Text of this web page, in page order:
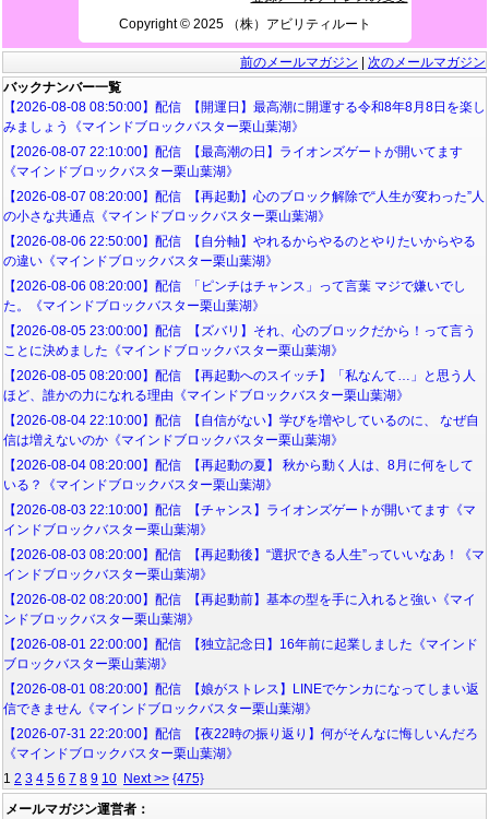
Copyright ©️ 2025 （株）アビリティルート
前のメールマガジン
次のメールマガジン
バックナンバー一覧
【2026-08-08 08:50:00】配信 【開運日】最高潮に開運する令和8年8月8日を楽し
みましょう《マインドブロックバスター栗山葉湖》
【2026-08-07 22:10:00】配信 【最高潮の日】ライオンズゲートが開いてます
《マインドブロックバスター栗山葉湖》
【2026-08-07 08:20:00】配信 【再起動】心のブロック解除で“人生が変わった”人
の小さな共通点《マインドブロックバスター栗山葉湖》
【2026-08-06 22:50:00】配信 【自分軸】やれるからやるのとやりたいからやる
の違い《マインドブロックバスター栗山葉湖》
【2026-08-06 08:20:00】配信 「ピンチはチャンス」って言葉 マジで嫌いでし
た。《マインドブロックバスター栗山葉湖》
【2026-08-05 23:00:00】配信 【ズバリ】それ、心のブロックだから！って言う
ことに決めました《マインドブロックバスター栗山葉湖》
【2026-08-05 08:20:00】配信 【再起動へのスイッチ】「私なんて…」と思う人
ほど、誰かの力になれる理由《マインドブロックバスター栗山葉湖》
【2026-08-04 22:10:00】配信 【自信がない】学びを増やしているのに、 なぜ自
信は増えないのか《マインドブロックバスター栗山葉湖》
【2026-08-04 08:20:00】配信 【再起動の夏】 秋から動く人は、8月に何をして
いる？《マインドブロックバスター栗山葉湖》
【2026-08-03 22:10:00】配信 【チャンス】ライオンズゲートが開いてます《マ
インドブロックバスター栗山葉湖》
【2026-08-03 08:20:00】配信 【再起動後】“選択できる人生”っていいなあ！《マ
インドブロックバスター栗山葉湖》
【2026-08-02 08:20:00】配信 【再起動前】基本の型を手に入れると強い《マイ
ンドブロックバスター栗山葉湖》
【2026-08-01 22:00:00】配信 【独立記念日】16年前に起業しました《マインド
ブロックバスター栗山葉湖》
【2026-08-01 08:20:00】配信 【娘がストレス】LINEでケンカになってしまい返
信できません《マインドブロックバスター栗山葉湖》
【2026-07-31 22:20:00】配信 【夜22時の振り返り】何がそんなに悔しいんだろ
《マインドブロックバスター栗山葉湖》
1 2 3 4 5 6 7 8 9 10 Next >> {475}
メールマガジン運営者：